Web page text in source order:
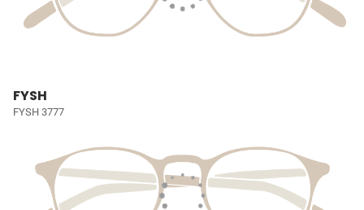
FYSH
FYSH 3777